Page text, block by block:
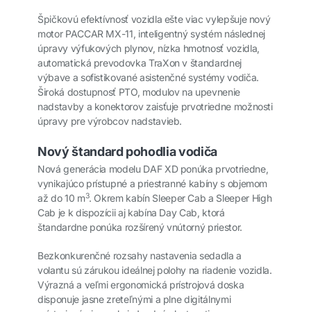
Špičkovú efektívnosť vozidla ešte viac vylepšuje nový
motor PACCAR MX-11, inteligentný systém následnej
úpravy výfukových plynov, nízka hmotnosť vozidla,
automatická prevodovka TraXon v štandardnej
výbave a sofistikované asistenčné systémy vodiča.
Široká dostupnosť PTO, modulov na upevnenie
nadstavby a konektorov zaisťuje prvotriedne možnosti
úpravy pre výrobcov nadstavieb.
Nový štandard pohodlia vodiča
Nová generácia modelu DAF XD ponúka prvotriedne,
vynikajúco prístupné a priestranné kabíny s objemom
až do 10 m3. Okrem kabín Sleeper Cab a Sleeper High
Cab je k dispozícii aj kabína Day Cab, ktorá
štandardne ponúka rozšírený vnútorný priestor.
Bezkonkurenčné rozsahy nastavenia sedadla a
volantu sú zárukou ideálnej polohy na riadenie vozidla.
Výrazná a veľmi ergonomická prístrojová doska
disponuje jasne zreteľnými a plne digitálnymi